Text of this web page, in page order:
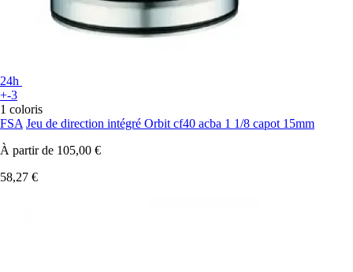
24h
+-3
1 coloris
FSA Jeu de direction intégré Orbit cf40 acba 1 1/8 capot 15mm
À partir de 105,00 €
58,27 €